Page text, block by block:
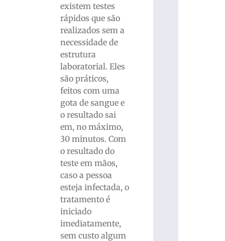
existem testes
rápidos que são
realizados sem a
necessidade de
estrutura
laboratorial. Eles
são práticos,
feitos com uma
gota de sangue e
o resultado sai
em, no máximo,
30 minutos. Com
o resultado do
teste em mãos,
caso a pessoa
esteja infectada, o
tratamento é
iniciado
imediatamente,
sem custo algum